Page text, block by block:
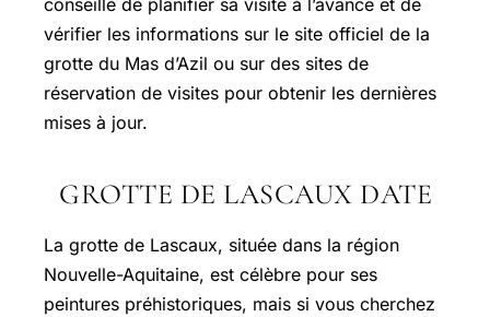
conseillé de planifier sa visite à l’avance et de
vérifier les informations sur le site officiel de la
grotte du Mas d’Azil ou sur des sites de
réservation de visites pour obtenir les dernières
mises à jour.
GROTTE DE LASCAUX DATE
La grotte de Lascaux, située dans la région
Nouvelle-Aquitaine, est célèbre pour ses
peintures préhistoriques, mais si vous cherchez